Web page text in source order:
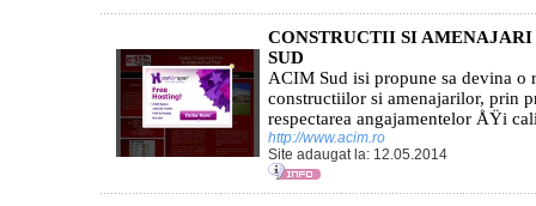
CONSTRUCTII SI
SUD
ACIM Sud isi propune sa devina o
constructiilor si amenajarilor, prin
respectarea angajamentelor ÅŸi
http://www.acim.ro
Site adaugat la: 12.05.2014